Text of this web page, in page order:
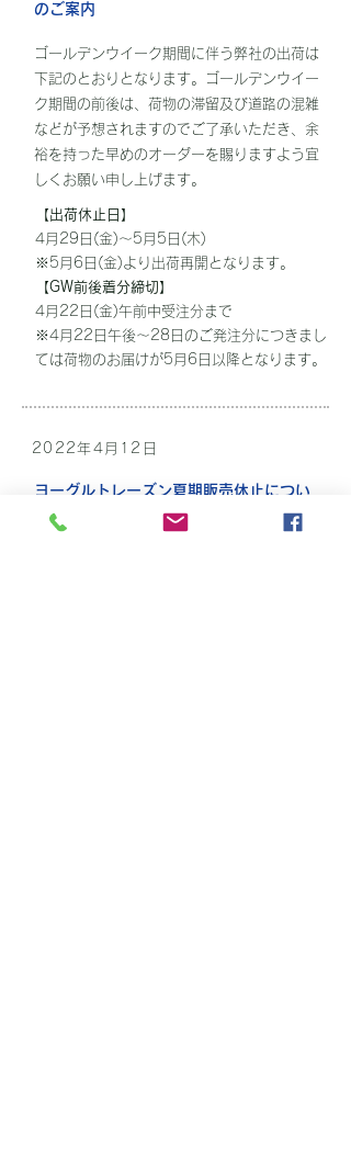
のご案内
ゴールデンウイーク期間に伴う弊社の出荷は
下記のとおりとなります。ゴールデンウイー
ク期間の前後は、荷物の滞留及び道路の混雑
などが予想されますのでご了承いただき、余
裕を持った早めのオーダーを賜りますよう宜
しくお願い申し上げます。
【出荷休止日】
4月29日(金)〜5月5日(木)
※5月6日(金)より出荷再開となります。
【GW前後着分締切】
4月22日(金)午前中受注分まで
※4月22日午後〜28日のご発注分につきまし
ては荷物のお届けが5月6日以降となります。
2022年4月12日
ヨーグルトレーズン夏期販売休止につい
てのお知らせ